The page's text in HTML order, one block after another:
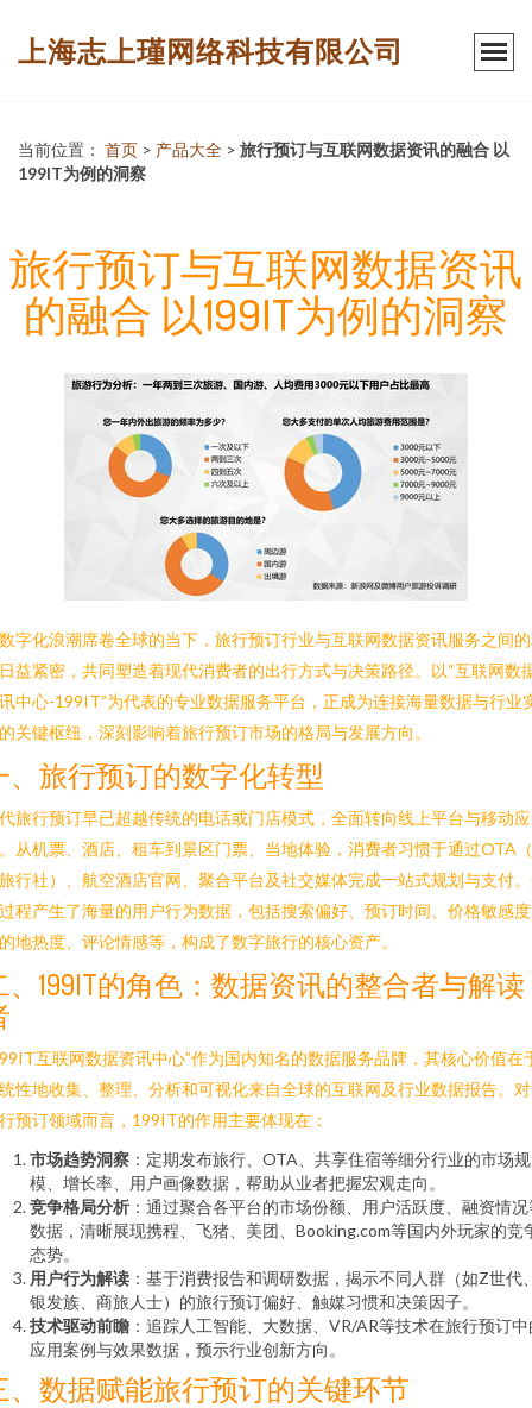
上海志上瑾网络科技有限公司
当前位置： 首页 > 产品大全 > 旅行预订与互联网数据资讯的融合 以
199IT为例的洞察
旅行预订与互联网数据资讯
的融合 以199IT为例的洞察
字化浪潮席卷全球的当下，旅行预订行业与互联网数据资讯服务之间
益紧密，共同塑造着现代消费者的出行方式与决策路径。以“互联网数
中心-199IT”为代表的专业数据服务平台，正成为连接海量数据与行业
关键枢纽，深刻影响着旅行预订市场的格局与发展方向。
、旅行预订的数字化转型
旅行预订早已超越传统的电话或门店模式，全面转向线上平台与移动应
从机票、酒店、租车到景区门票、当地体验，消费者习惯于通过OTA
行社）、航空酒店官网、聚合平台及社交媒体完成一站式规划与支付
程产生了海量的用户行为数据，包括搜索偏好、预订时间、价格敏感
地热度、评论情感等，构成了数字旅行的核心资产。
、199IT的角色：数据资讯的整合者与解读
互联网数据资讯中心”作为国内知名的数据服务品牌，其核心价值在
性地收集、整理、分析和可视化来自全球的互联网及行业数据报告。
预订领域而言，199IT的作用主要体现在：
市场趋势洞察 ：定期发布旅行、OTA、共享住宿等细分行业的市场规
模、增长率、用户画像数据，帮助从业者把握宏观走向。
竞争格局分析 ：通过聚合各平台的市场份额、用户活跃度、融资情况
数据，清晰展现携程、飞猪、美团、Booking.com等国内外玩家的竞
态势。
用户行为解读 ：基于消费报告和调研数据，揭示不同人群（如Z世代
银发族、商旅人士）的旅行预订偏好、触媒习惯和决策因子。
技术驱动前瞻 ：追踪人工智能、大数据、VR/AR等技术在旅行预订
应用案例与效果数据，预示行业创新方向。
、数据赋能旅行预订的关键环节